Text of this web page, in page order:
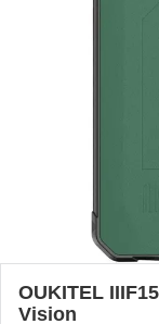
OUKITEL
Vision